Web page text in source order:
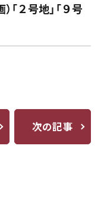
「２号地」「９号
次の記事